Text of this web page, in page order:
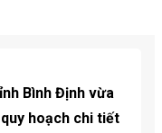
Bình Định vừa
hoạch chi tiết